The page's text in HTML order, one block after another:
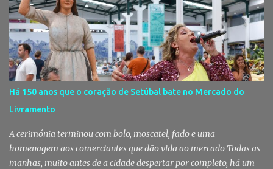
utentes do Centro de Acolhimento de Emergência Social,
reforçando simultaneamente a proteção animal e o apoio às
pessoas em situação de maior vulnerabilidade. Cuidados de saúde
a animais de companhia de utentes do CAES A Câmara Municipal
do Montijo aprovou, por unanimidade, na reunião de 22 de Julho,
a celebração de um protocolo de colaboração com a União
Mutualista Nossa Senhora da Conceição, destinado a assegurar
assistência veterinária básica aos animais de companhia dos
utentes do Centro de Acolhimento de Emergência Social (CAES 2.0).
Segundo a ...
Há 150 anos que o coração de Setúbal bate no Mercado do
Livramento
A cerimónia terminou com bolo, moscatel, fado e uma
homenagem aos comerciantes que dão vida ao mercado Todas as
manhãs, muito antes de a cidade despertar por completo, há um